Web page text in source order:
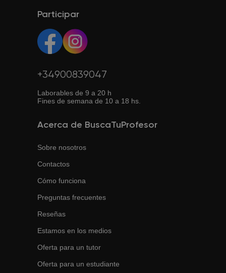
Participar
+34900839047
Laborables de 9 a 20 h
Fines de semana de 10 a 18 hs.
Acerca de BuscaTuProfesor
Sobre nosotros
Contactos
Cómo funciona
Preguntas frecuentes
Reseñas
Estamos en los medios
Oferta para un tutor
Oferta para un estudiante